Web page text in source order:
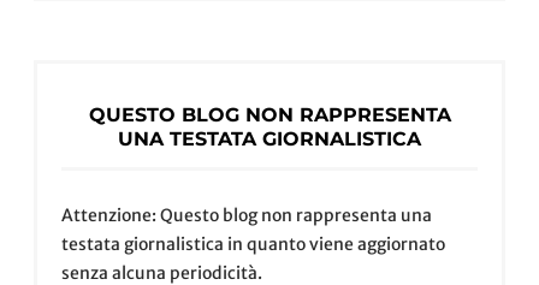
QUESTO BLOG NON RAPPRESENTA
UNA TESTATA GIORNALISTICA
Attenzione: Questo blog non rappresenta una
testata giornalistica in quanto viene aggiornato
senza alcuna periodicità.